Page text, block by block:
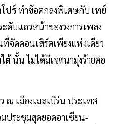
ปร์ทำข้อตกลงพิเศษกับ เทย์
ดับแถวหน้าของวงการเพลง
จัดคอนเสิร์ตเพียงแห่งเดียว
ต้นั้น ไม่ได้มีเจตนามุ่งร้ายต่อ
ณ เมืองเมลเบิร์น ประเทศ
มประชุมสุดยอดอาเซียน-